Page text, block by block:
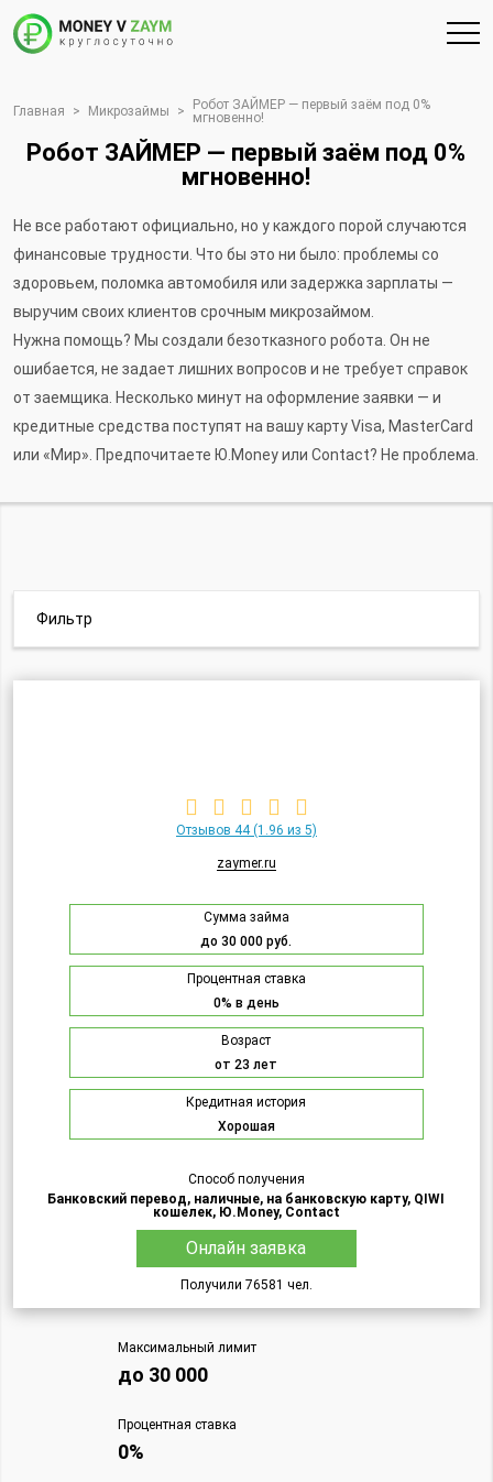
Главная > Микрозаймы >
Робот ЗАЙМЕР — первый заём под 0%
мгновенно!
Робот ЗАЙМЕР — первый заём под 0%
мгновенно!
Не все работают официально, но у каждого порой случаются
финансовые трудности. Что бы это ни было: проблемы со
здоровьем, поломка автомобиля или задержка зарплаты —
выручим своих клиентов срочным микрозаймом.
Нужна помощь? Мы создали безотказного робота. Он не
ошибается, не задает лишних вопросов и не требует справок
от заемщика. Несколько минут на оформление заявки — и
кредитные средства поступят на вашу карту Visa, MasterCard
или «Мир». Предпочитаете Ю.Money или Contact? Не проблема.
Фильтр
Отзывов 44(1.96 из 5)
zaymer.ru
Сумма займа
до 30 000 руб.
Процентная ставка
0% в день
Возраст
от 23 лет
Кредитная история
Хорошая
Способ получения
Банковский перевод, наличные, на банковскую карту, QIWI
кошелек, Ю.Money, Contact
Онлайн заявка
Получили 76581 чел.
Максимальный лимит
до 30 000
Процентная ставка
0%